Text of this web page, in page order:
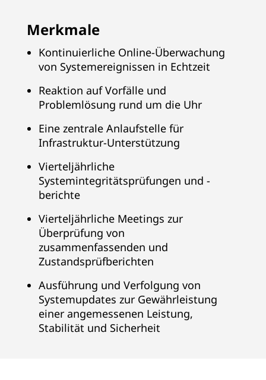
Merkmale
Kontinuierliche Online-Überwachung
von Systemereignissen in Echtzeit
Reaktion auf Vorfälle und
Problemlösung rund um die Uhr
Eine zentrale Anlaufstelle für
Infrastruktur-Unterstützung
Vierteljährliche
Systemintegritätsprüfungen und -
berichte
Vierteljährliche Meetings zur
Überprüfung von
zusammenfassenden und
Zustandsprüfberichten
Ausführung und Verfolgung von
Systemupdates zur Gewährleistung
einer angemessenen Leistung,
Stabilität und Sicherheit